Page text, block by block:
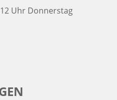
Uhr Donnerstag